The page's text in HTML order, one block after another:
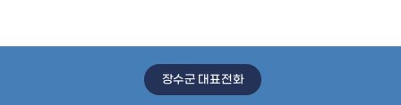
장수군 대표전화